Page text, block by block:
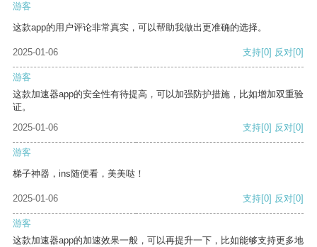
游客
这款app的用户评论非常真实，可以帮助我做出更准确的选择。
2025-01-06 支持[0] 反对[0]
游客
这款加速器app的安全性有待提高，可以加强防护措施，比如增加双重验
证。
2025-01-06
支持[0] 反对[0]
游客
梯子神器，ins随便看，美美哒！
2025-01-06 支持[0] 反对[0]
游客
这款加速器app的加速效果一般，可以再提升一下，比如能够支持更多地